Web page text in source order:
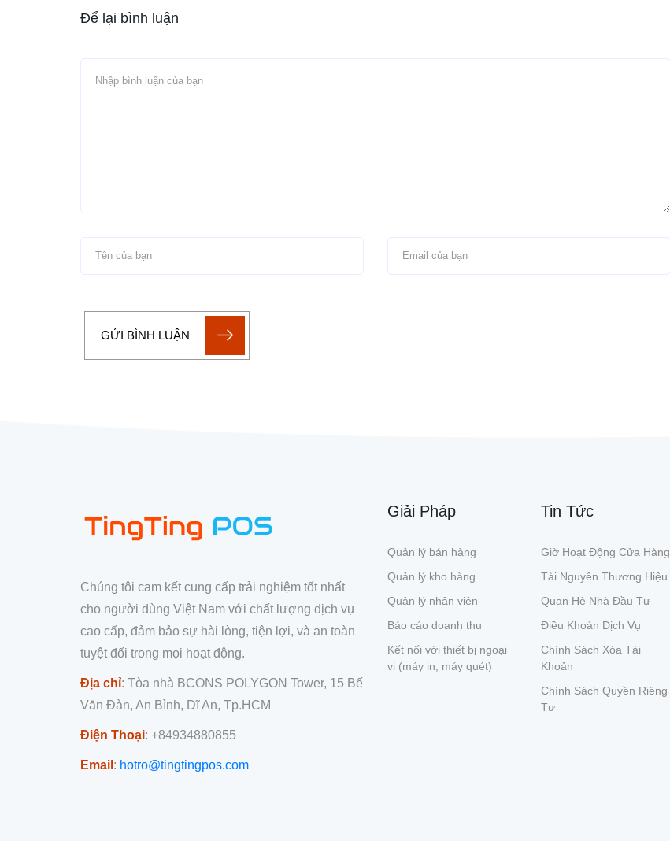
Để lại bình luận
GỬI BÌNH LUẬN
Chúng tôi cam kết cung cấp trải nghiệm tốt nhất
cho người dùng Việt Nam với chất lượng dịch vụ
cao cấp, đảm bảo sự hài lòng, tiện lợi, và an toàn
tuyệt đối trong mọi hoạt động.
Địa chỉ: Tòa nhà BCONS POLYGON Tower, 15 Bế
Văn Đàn, An Bình, Dĩ An, Tp.HCM
Điện Thoại: +84934880855
Email : hotro@tingtingpos.com
Giải Pháp
Quản lý bán hàng
Quản lý kho hàng
Quản lý nhân viên
Báo cáo doanh thu
Kết nối với thiết bị ngoại
vi (máy in, máy quét)
Tin Tức
Giờ Hoạt Động Cửa Hàng
Tài Nguyên Thương Hiệu
Quan Hệ Nhà Đầu Tư
Điều Khoản Dịch Vụ
Chính Sách Xóa Tài
Khoản
Chính Sách Quyền Riêng
Tư